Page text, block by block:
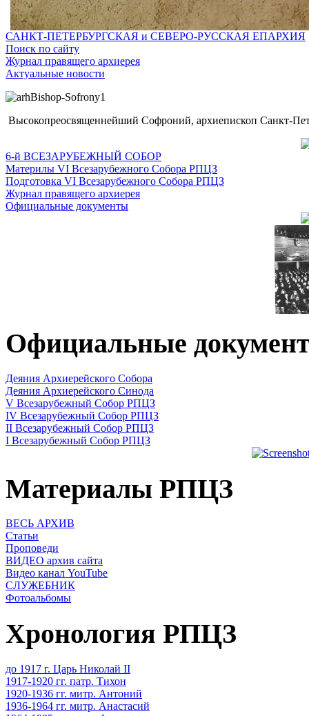
САНКТ-ПЕТЕРБУРГСКАЯ и СЕВЕРО-РУССКАЯ ЕПАРХИЯ
Поиск по сайту
Журнал правящего архиерея
Актуальные новости
Высокопреосвященнейший Софроний, архиепископ Санкт-
6-й ВСЕЗАРУБЕЖНЫЙ СОБОР
Материлы VI Всезарубежного Собора РПЦЗ
Подготовка VI Всезарубежного Собора РПЦЗ
Журнал правящего архиерея
Официальные документы
Официальные
Деяния Архиерейского Собора
Деяния Архиерейского Синода
V Всезарубежный Собор РПЦЗ
IV Всезарубежный Собор РПЦЗ
II Всезарубежный Собор РПЦЗ
I Всезарубежный Собор РПЦЗ
Материалы РПЦЗ
ВЕСЬ АРХИВ
Статьи
Проповеди
ВИДЕО архив сайта
Видео канал YouTube
СЛУЖЕБНИК
Фотоальбомы
Хронология РПЦЗ
до 1917 г. Царь Николай II
1917-1920 гг. патр. Тихон
1920-1936 гг. митр. Антоний
1936-1964 гг. митр. Анастасий